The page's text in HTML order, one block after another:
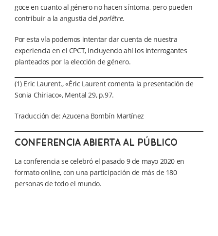
goce en cuanto al género no hacen síntoma, pero pueden
contribuir a la angustia delparlêtre.
Por esta vía podemos intentar dar cuenta de nuestra
experiencia en el CPCT, incluyendo ahí los interrogantes
planteados por la elección de género.
(1) Eric Laurent., «Éric Laurent comenta la presentación de
Sonia Chiriaco», Mental 29, p.97.
Traducción de: Azucena Bombín Martínez
CONFERENCIA ABIERTA AL PÚBLICO
La conferencia se celebró el pasado 9 de mayo 2020 en
formato online, con una participación de más de 180
personas de todo el mundo.